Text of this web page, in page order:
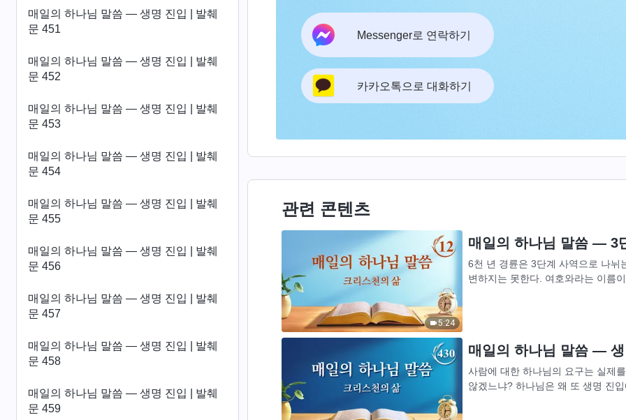
매일의 하나님 말씀 ― 생명 진입 | 발췌
문 451
매일의 하나님 말씀 ― 생명 진입 | 발췌
문 452
매일의 하나님 말씀 ― 생명 진입 | 발췌
문 453
매일의 하나님 말씀 ― 생명 진입 | 발췌
문 454
매일의 하나님 말씀 ― 생명 진입 | 발췌
문 455
매일의 하나님 말씀 ― 생명 진입 | 발췌
문 456
매일의 하나님 말씀 ― 생명 진입 | 발췌
문 457
매일의 하나님 말씀 ― 생명 진입 | 발췌
문 458
매일의 하나님 말씀 ― 생명 진입 | 발췌
문 459
Messenger로 연락하기
카카오톡으로 대화하기
관련 콘텐츠
5:24
매일의 하나님 말씀 ― 3
6천 년 경륜은 3단계 사역으로 나뉘
변하지는 못한다. 여호와라는 이름
매일의 하나님 말씀 ―
사람에 대한 하나님의 요구는 실제
않겠느냐? 하나님은 왜 또 생명 진